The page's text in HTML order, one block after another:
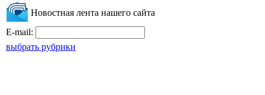
Новостная лента нашего сайта
E-mail:
выбрать рубрики